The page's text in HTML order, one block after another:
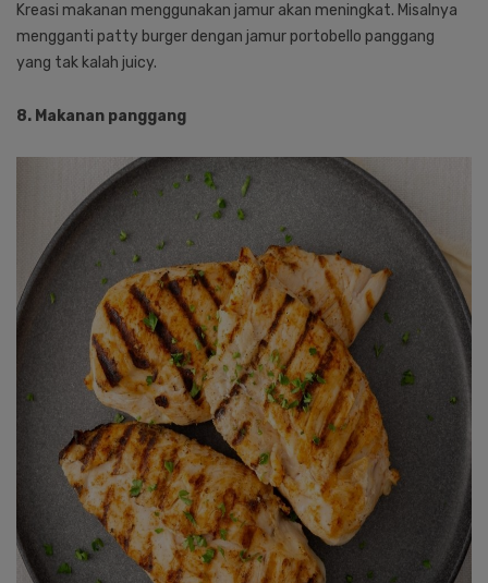
Kreasi makanan menggunakan jamur akan meningkat. Misalnya
mengganti patty burger dengan jamur portobello panggang
yang tak kalah juicy.
8. Makanan panggang